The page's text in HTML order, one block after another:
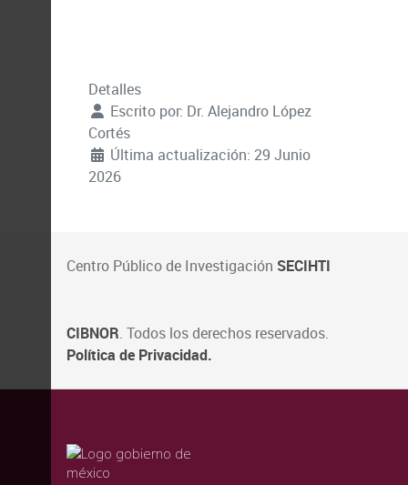
Detalles
Escrito por: Dr. Alejandro López
Cortés
Última actualización: 29 Junio
2026
Centro Público de Investigación SECIHTI
CIBNOR. Todos los derechos reservados.
Política de Privacidad.